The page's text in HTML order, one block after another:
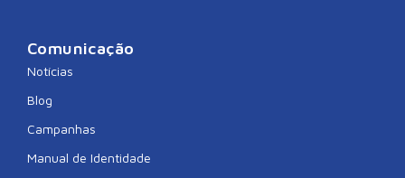
Comunicação
Notícias
Blog
Campanhas
Manual de Identidade